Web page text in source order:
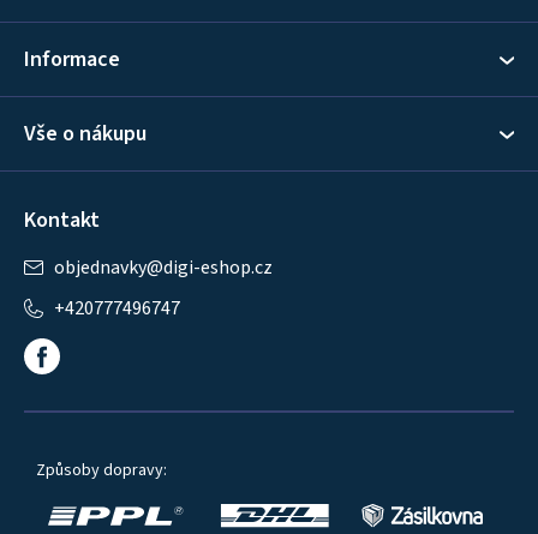
Informace
Vše o nákupu
Kontakt
objednavky@digi-eshop.cz
+420777496747
Způsoby dopravy: